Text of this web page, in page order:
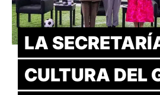
LA
CULTURA DEL